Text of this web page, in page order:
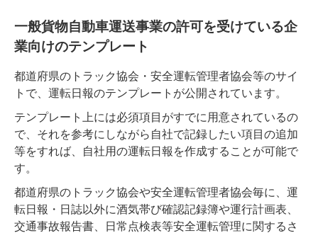
一般貨物自動車運送事業の許可を受けている企
業向けのテンプレート
都道府県のトラック協会・安全運転管理者協会等のサイ
トで、運転日報のテンプレートが公開されています。
テンプレート上には必須項目がすでに用意されているの
で、それを参考にしながら自社で記録したい項目の追加
等をすれば、自社用の運転日報を作成することが可能で
す。
都道府県のトラック協会や安全運転管理者協会毎に、運
転日報・日誌以外に酒気帯び確認記録簿や運行計画表、
交通事故報告書、日常点検表等安全運転管理に関するさ